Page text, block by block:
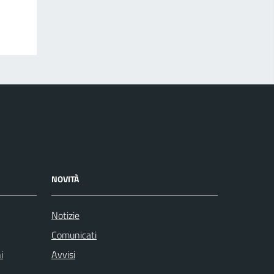
NOVITÀ
Notizie
Comunicati
Avvisi